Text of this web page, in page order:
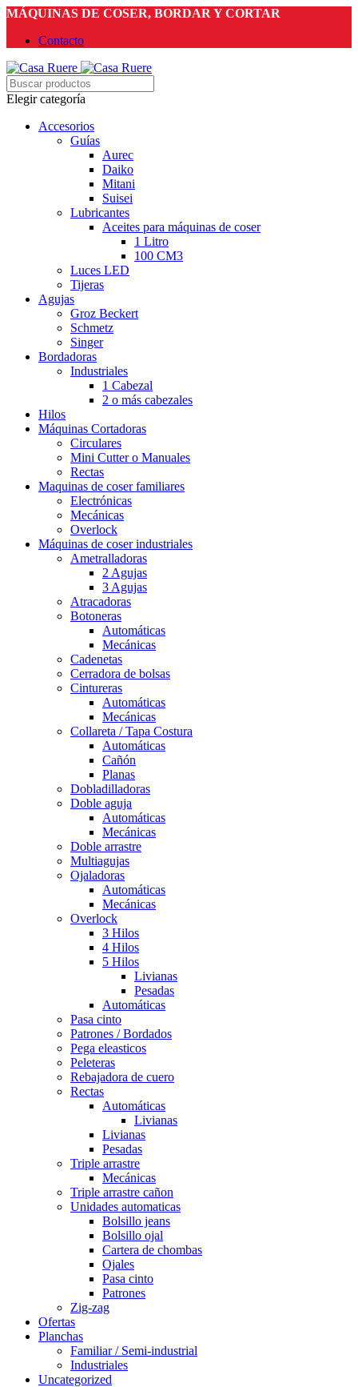
MÁQUINAS DE COSER, BORDAR Y CORTAR
Contacto
Elegir categoría
Accesorios
Guías
Aurec
Daiko
Mitani
Suisei
Lubricantes
Aceites para máquinas de coser
1 Litro
100 CM3
Luces LED
Tijeras
Agujas
Groz Beckert
Schmetz
Singer
Bordadoras
Industriales
1 Cabezal
2 o más cabezales
Hilos
Máquinas Cortadoras
Circulares
Mini Cutter o Manuales
Rectas
Maquinas de coser familiares
Electrónicas
Mecánicas
Overlock
Máquinas de coser industriales
Ametralladoras
2 Agujas
3 Agujas
Atracadoras
Botoneras
Automáticas
Mecánicas
Cadenetas
Cerradora de bolsas
Cintureras
Automáticas
Mecánicas
Collareta / Tapa Costura
Automáticas
Cañón
Planas
Dobladilladoras
Doble aguja
Automáticas
Mecánicas
Doble arrastre
Multiagujas
Ojaladoras
Automáticas
Mecánicas
Overlock
3 Hilos
4 Hilos
5 Hilos
Livianas
Pesadas
Automáticas
Pasa cinto
Patrones / Bordados
Pega eleasticos
Peleteras
Rebajadora de cuero
Rectas
Automáticas
Livianas
Livianas
Pesadas
Triple arrastre
Mecánicas
Triple arrastre cañon
Unidades automaticas
Bolsillo jeans
Bolsillo ojal
Cartera de chombas
Ojales
Pasa cinto
Patrones
Zig-zag
Ofertas
Planchas
Familiar / Semi-industrial
Industriales
Uncategorized